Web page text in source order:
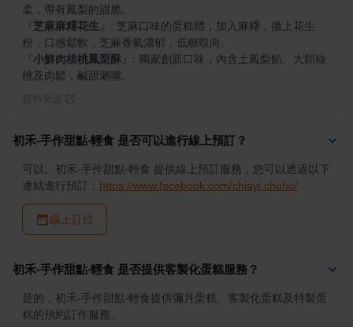
芝麻麻糬花生
: 芝麻口味的蛋糕體，加入麻糬，撒上花生
小鮮肉核桃鳳梨酥
: 獨家創新口味，內含土鳳梨餡、大顆核
桃及肉鬆，鹹甜涮嘴。
初禾-手作甜點‧輕食 是否可以進行線上預訂？
可以。初禾-手作甜點‧輕食 提供線上預訂服務，您可以透過以下
連結進行預訂： https://www.facebook.com/chiayi.chuho/
線上訂位
初禾-手作甜點‧輕食 是否提供客製化蛋糕服務？
是的，初禾-手作甜點‧輕食提供彌月蛋糕、客製化蛋糕及特製蛋
糕的預約訂作服務。